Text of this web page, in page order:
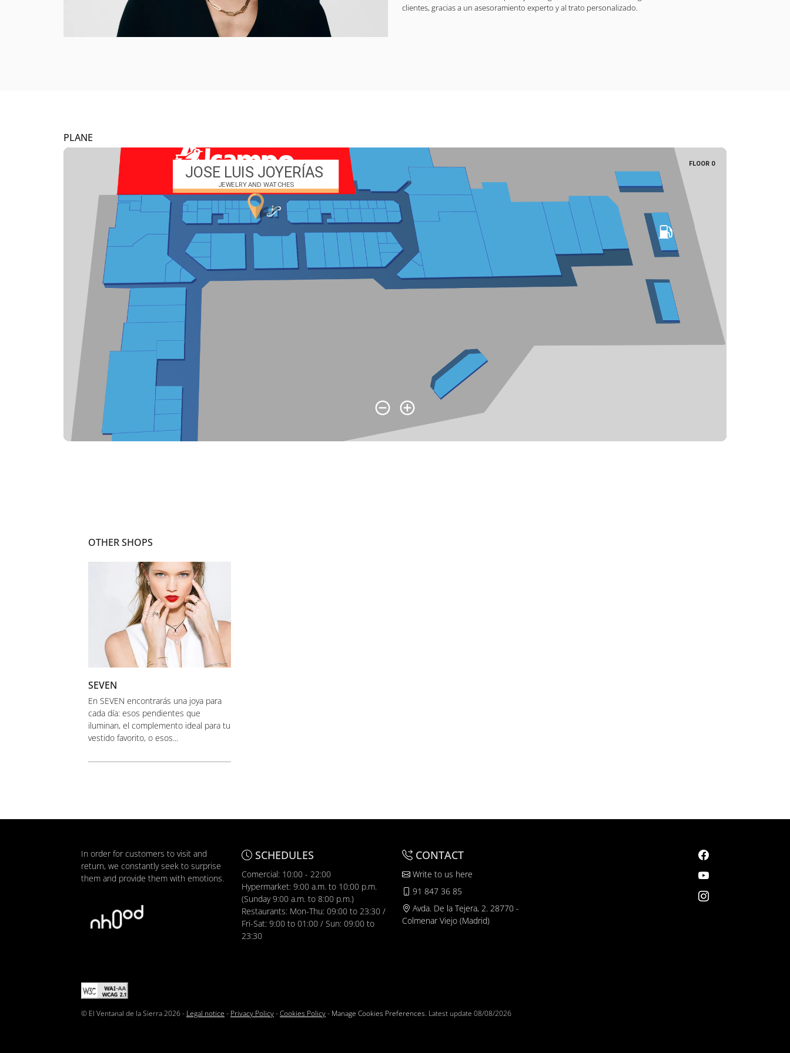
clientes, gracias a un asesoramiento experto y al trato personalizado.
PLANE
OTHER SHOPS
SEVEN
En SEVEN encontrarás una joya para
cada día: esos pendientes que
iluminan, el complemento ideal para tu
vestido favorito, o esos...
In order for customers to visit and
return, we constantly seek to surprise
them and provide them with emotions.
SCHEDULES
Comercial: 10:00 - 22:00
Hypermarket: 9:00 a.m. to 10:00 p.m.
(Sunday 9:00 a.m. to 8:00 p.m.)
Restaurants: Mon-Thu: 09:00 to 23:30 /
Fri-Sat: 9:00 to 01:00 / Sun: 09:00 to
23:30
CONTACT
Write to us here
91 847 36 85
Avda. De la Tejera, 2. 28770 -
Colmenar Viejo (Madrid)
© El Ventanal de la Sierra 2026 - Legal notice - Privacy Policy-Cookies Policy- Manage Cookies Preferences. Latest update 08/08/2026